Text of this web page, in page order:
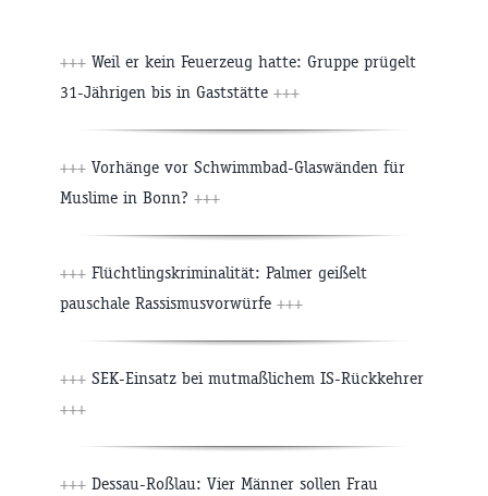
+++ Weil er kein Feuerzeug hatte: Gruppe prügelt
31-Jährigen bis in Gaststätte +++
+++ Vorhänge vor Schwimmbad-Glaswänden für
Muslime in Bonn? +++
+++ Flüchtlingskriminalität: Palmer geißelt
pauschale Rassismusvorwürfe +++
+++ SEK-Einsatz bei mutmaßlichem IS-Rückkehrer
+++
+++ Dessau-Roßlau: Vier Männer sollen Frau